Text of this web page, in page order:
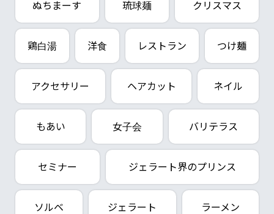
ぬちまーす 琉球麺 クリスマス
鶏白湯 洋食 レストラン つけ麺
アクセサリー ヘアカット ネイル
もあい 女子会 バリテラス
セミナー ジェラート界のプリンス
ソルベ ジェラート ラーメン